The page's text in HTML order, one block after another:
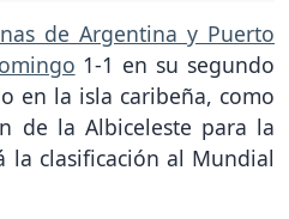
de Argentina y Puerto
1-1 en su segundo
en la isla caribeña, como
de la Albiceleste para la
la clasificación al Mundial